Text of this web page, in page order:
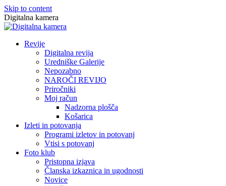
Skip to content
Digitalna kamera
Revije
Digitalna revija
Uredniške Galerije
Nepozabno
NAROČI REVIJO
Priročniki
Moj račun
Nadzorna plošča
Košarica
Izleti in potovanja
Programi izletov in potovanj
Vtisi s potovanj
Foto klub
Pristopna izjava
Članska izkaznica in ugodnosti
Novice